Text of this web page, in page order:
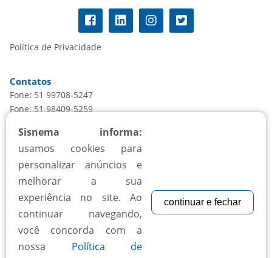
Política de Privacidade
Contatos
Fone: 51 99708-5247
Fone: 51 98409-5259
Segunda à sexta, das 8h às 18h
Aceitamos todos cartões
Sisnema informa:
usamos cookies para
personalizar anúncios e
melhorar a sua
experiência no site. Ao
continuar navegando,
você concorda com a
nossa Política de
continuar e fechar